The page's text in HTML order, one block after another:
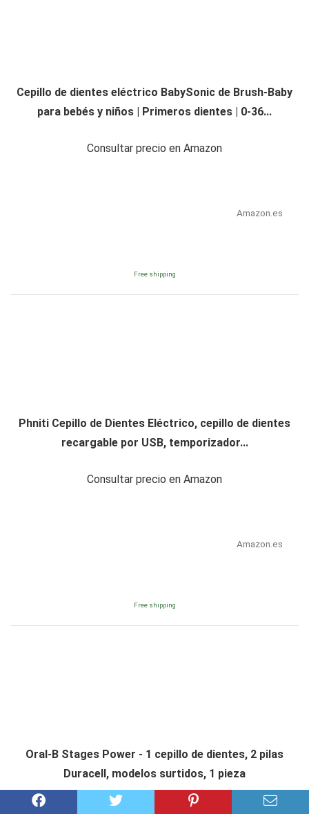
Cepillo de dientes eléctrico BabySonic de Brush-Baby
para bebés y niños | Primeros dientes | 0-36...
Consultar precio en Amazon
Amazon.es
Free shipping
Phniti Cepillo de Dientes Eléctrico, cepillo de dientes
recargable por USB, temporizador...
Consultar precio en Amazon
Amazon.es
Free shipping
Oral-B Stages Power - 1 cepillo de dientes, 2 pilas
Duracell, modelos surtidos, 1 pieza
Consultar precio en Amazon